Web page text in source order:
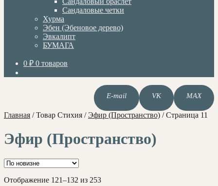
Сандаловые четки
Хурма
Эбен (Эбеновое дерево)
Эвкалипт
БУМАГА
0 ₽ 0 товаров
E-mail VK MAX
Главная /Товар Стихия / Эфир (Пространство) /Страница 11
Эфир (Пространство)
Отображение 121–132 из 253Сортировка: